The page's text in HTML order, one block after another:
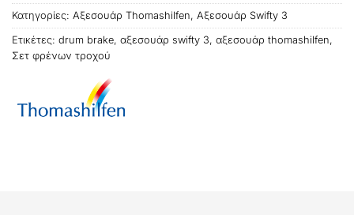
Κατηγορίες: Αξεσουάρ Thomashilfen, Αξεσουάρ Swifty 3
Ετικέτες: drum brake, αξεσουάρ swifty 3, αξεσουάρ thοmashilfen,
Σετ φρένων τροχού